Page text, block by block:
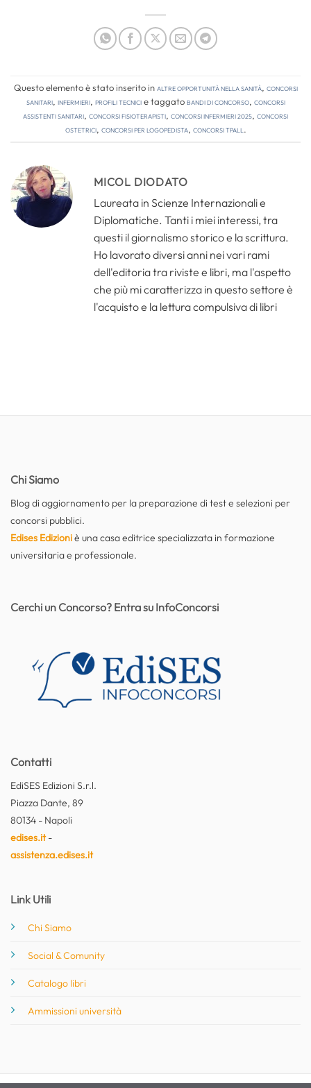
Questo elemento è stato inserito inAltre opportunità nella sanità, Concorsi
Sanitari, Infermieri, Profili tecnicie taggatobandi di concorso, concorsi
assistenti sanitari, concorsi fisioterapisti, concorsi infermieri 2025, concorsi
ostetrici, concorsi per logopedista, concorsi tpall.
MICOL DIODATO
Laureata in Scienze Internazionali e
Diplomatiche. Tanti i miei interessi, tra
questi il giornalismo storico e la scrittura.
Ho lavorato diversi anni nei vari rami
dell'editoria tra riviste e libri, ma l'aspetto
che più mi caratterizza in questo settore è
l'acquisto e la lettura compulsiva di libri
Chi Siamo
Blog di aggiornamento per la preparazione di test e selezioni per
concorsi pubblici.
Edises Edizioniè una casa editrice specializzata in formazione
universitaria e professionale.
Contatti
EdiSES Edizioni S.r.l.
Piazza Dante, 89
80134 - Napoli
edises.it-
assistenza.edises.it
Link Utili
Chi Siamo
Social & Comunity
Catalogo libri
Ammissioni università
Cerchi un Concorso? Entra su InfoConcorsi